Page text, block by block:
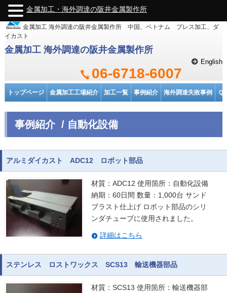
金属加工 海外調達の阪井金属製作所 中国、ベトナム プレス加工、ダ
イカスト
金属加工 海外調達の阪井金属製作所
English
06-6718-6007
トップページ 金属加工工場紹介 加工一覧 事例紹介 海外調達失敗事例 Ｑ
事例紹介 / 自動化設備
アルミダイカスト ADC12 ロボット部品
材質：ADC12 使用箇所：自動化設備
納期：60日間 数量：1,000台 サンド
ブラスト仕上げ ロボット部品のシリ
ンダチューブに使用されました。
詳細はこちら
ステンレス ロストワックス SCS13 輸送機器部品
材質：SCS13 使用箇所：輸送機器部
金属加工・海外調達の阪井金属製作所